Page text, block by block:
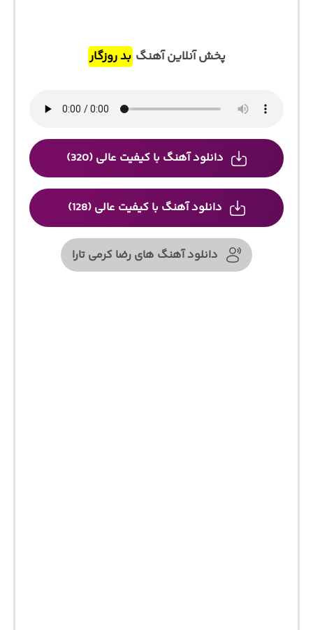
پخش آنلاین آهنگ بد روزگار
دانلود آهنگ با کیفیت عالی (320)
دانلود آهنگ با کیفیت عالی (128)
دانلود آهنگ های رضا کرمی تارا